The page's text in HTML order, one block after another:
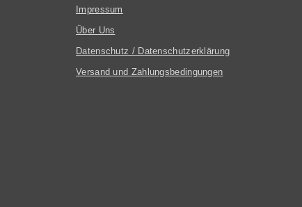
Impressum
Über Uns
Datenschutz / Datenschutzerklärung
Versand und Zahlungsbedingungen